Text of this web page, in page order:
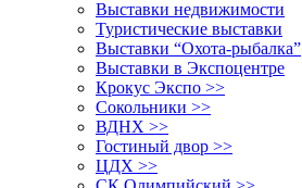
Выставки недвижимости
Туристические выставки
Выставки “Охота-рыбалка”
Выставки в Экспоцентре
Крокус Экспо >>
Сокольники >>
ВДНХ >>
Гостиный двор >>
ЦДХ >>